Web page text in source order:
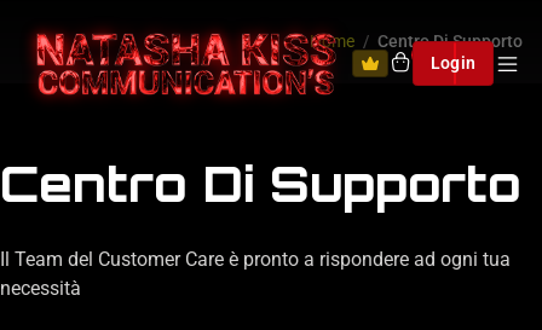
Login
Home Centro Di Supporto
Centro Di Supporto
Il Team del Customer Care è pronto a rispondere ad ogni tua
necessità